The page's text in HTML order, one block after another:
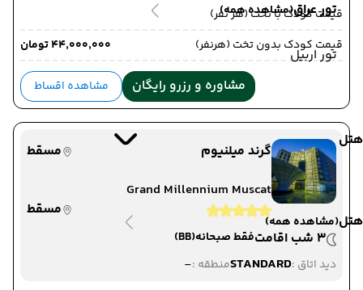
تور عراق(مشاهده همه)
تور اربیل
هتل
هتل(مشاهده همه)
قیمت کودک با تخت (هر نفر)
قیمت کودک بدون تخت (هرنفر)
۴۴٬۰۰۰٬۰۰۰ تومان
مشاوره و رزرو رایگان مشاهده اقساط
گرند میلنیوم
مسقط
Grand Millennium Muscat
مسقط
3 شب اقامت
فقط صبحانه(BB)
دید اتاق :STANDARDمنطقه :-